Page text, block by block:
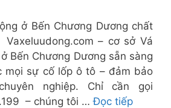
ở Bến Chương Dương chất
– cơ sở Vá
Bến Chương Dương sẵn sàng
mọi sự cố lốp ô tô – đảm bảo
nghiệp. Chỉ cần gọi
– chúng tôi …Đọc tiếp